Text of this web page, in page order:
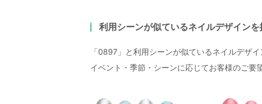
利用シーンが似ているネイルデザインを
「0897」と利用シーンが似ているネイルデザイ
イベント・季節・シーンに応じてお客様のご要